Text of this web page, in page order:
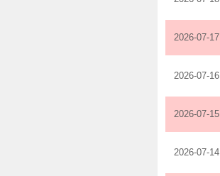
2026-07-17
2026-07-16
2026-07-15
2026-07-14